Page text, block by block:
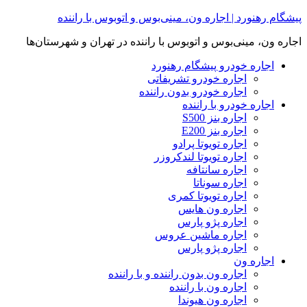
Skip
content
پیشگام رهنورد | اجاره ون، مینی‌بوس و اتوبوس با راننده
اجاره ون، مینی‌بوس و اتوبوس با راننده در تهران و شهرستان‌ها
اجاره خودرو پیشگام رهنورد
اجاره خودرو تشریفاتی
اجاره خودرو بدون راننده
اجاره خودرو با راننده
اجاره بنز S500
اجاره بنز E200
اجاره تویوتا پرادو
اجاره تویوتا لندکروزر
اجاره سانتافه
اجاره سوناتا
اجاره تویوتا کمری
اجاره ون هایس
اجاره پژو پارس
اجاره ماشین عروس
اجاره پژو پارس
اجاره ون
اجاره ون بدون راننده و با راننده
اجاره ون با راننده
اجاره ون هیوندا